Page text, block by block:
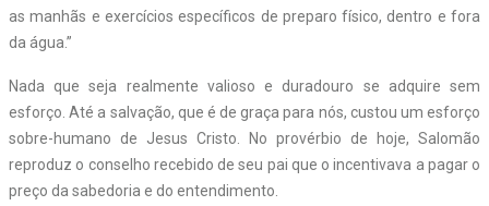
as manhãs e exercícios específicos de preparo físico, dentro e fora
da água.”
Nada que seja realmente valioso e duradouro se adquire sem
esforço. Até a salvação, que é de graça para nós, custou um esforço
sobre-humano de Jesus Cristo. No provérbio de hoje, Salomão
reproduz o conselho recebido de seu pai que o incentivava a pagar o
preço da sabedoria e do entendimento.